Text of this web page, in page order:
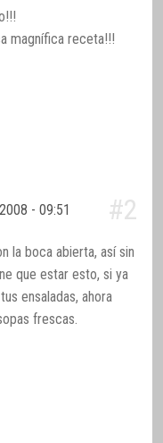
magnífica receta!!!
- 09:51 #2
la boca abierta, así sin
que estar esto, si ya
ensaladas, ahora
frescas.